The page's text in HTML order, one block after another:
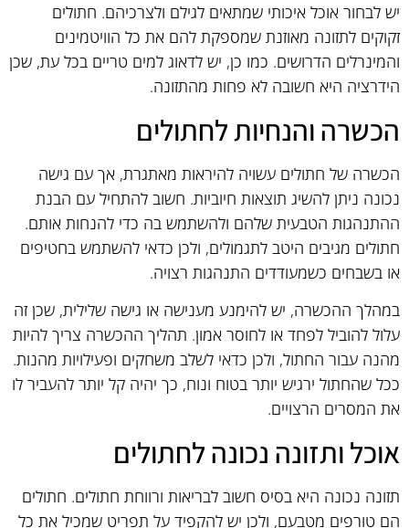
יש לבחור אוכל איכותי שמתאים לגילם ולצרכיהם. חתולים
זקוקים לתזונה מאוזנת שמספקת להם את כל הוויטמינים
והמינרלים הדרושים. כמו כן, יש לדאוג למים טריים בכל עת, שכן
הידרציה היא חשובה לא פחות מהתזונה.
הכשרה והנחיות לחתולים
הכשרה של חתולים עשויה להיראות מאתגרת, אך עם גישה
נכונה ניתן להשיג תוצאות חיוביות. חשוב להתחיל עם הבנת
ההתנהגות הטבעית שלהם ולהשתמש בה כדי להנחות אותם.
חתולים מגיבים היטב לתגמולים, ולכן כדאי להשתמש בחטיפים
או בשבחים כשמעודדים התנהגות רצויה.
במהלך ההכשרה, יש להימנע מענישה או גישה שלילית, שכן זה
עלול להוביל לפחד או לחוסר אמון. תהליך ההכשרה צריך להיות
מהנה עבור החתול, ולכן כדאי לשלב משחקים ופעילויות מהנות.
ככל שהחתול ירגיש יותר בטוח ונוח, כך יהיה קל יותר להעביר לו
את המסרים הרצויים.
אוכל ותזונה נכונה לחתולים
תזונה נכונה היא בסיס חשוב לבריאות ורווחת חתולים. חתולים
הם טורפים מטבעם, ולכן יש להקפיד על תפריט שמכיל את כל